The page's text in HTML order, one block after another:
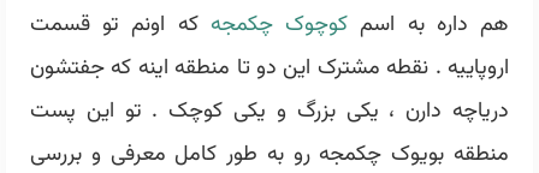
هم داره به اسم کوچوک چکمجه که اونم تو قسمت
اروپاییه . نقطه مشترک این دو تا منطقه اینه که جفتشون
دریاچه دارن ، یکی بزرگ و یکی کوچک . تو این پست
منطقه بویوک چکمجه رو به طور کامل معرفی و بررسی